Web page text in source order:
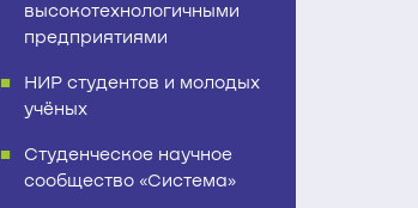
высокотехнологичными
предприятиями
НИР студентов и молодых
учёных
Студенческое научное
сообщество «Система»